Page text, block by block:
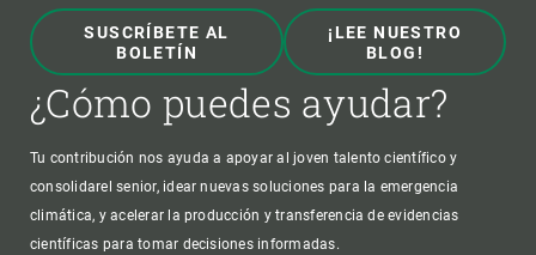
SUSCRÍBETE AL
BOLETÍN
¡LEE NUESTRO
BLOG!
¿Cómo puedes ayudar?
Tu contribución nos ayuda a apoyar al joven talento científico y
consolidarel senior, idear nuevas soluciones para la emergencia
climática, y acelerar la producción y transferencia de evidencias
científicas para tomar decisiones informadas.